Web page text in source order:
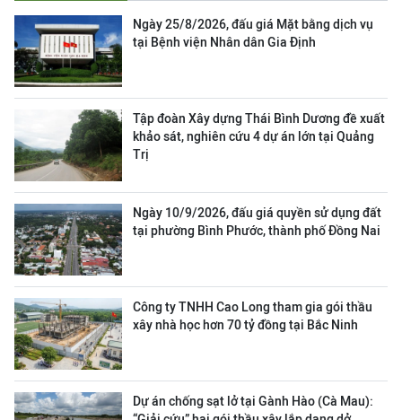
Ngày 25/8/2026, đấu giá Mặt bằng dịch vụ
tại Bệnh viện Nhân dân Gia Định
Tập đoàn Xây dựng Thái Bình Dương đề xuất
khảo sát, nghiên cứu 4 dự án lớn tại Quảng
Trị
Ngày 10/9/2026, đấu giá quyền sử dụng đất
tại phường Bình Phước, thành phố Đồng Nai
Công ty TNHH Cao Long tham gia gói thầu
xây nhà học hơn 70 tỷ đồng tại Bắc Ninh
Dự án chống sạt lở tại Gành Hào (Cà Mau):